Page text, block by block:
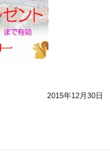
2015年12月30日